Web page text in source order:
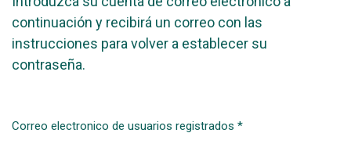
continuación y recibirá un correo con las
instrucciones para volver a establecer su
contraseña.
Correo electronico de usuarios registrados *